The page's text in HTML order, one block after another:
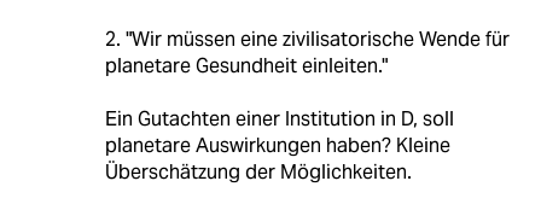
2. "Wir müssen eine zivilisatorische Wende für
planetare Gesundheit einleiten."
Ein Gutachten einer Institution in D, soll
planetare Auswirkungen haben? Kleine
Überschätzung der Möglichkeiten.